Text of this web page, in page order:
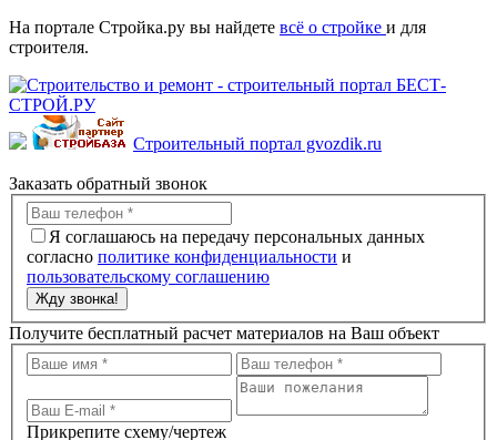
На портале Стройка.ру вы найдете всё о стройке и для
строителя.
Строительный портал gvozdik.ru
Заказать обратный звонок
Я соглашаюсь на передачу персональных данных
согласно политике конфиденциальности и
пользовательскому соглашению
Жду звонка!
Получите бесплатный расчет материалов на Ваш объект
Прикрепите схему/чертеж